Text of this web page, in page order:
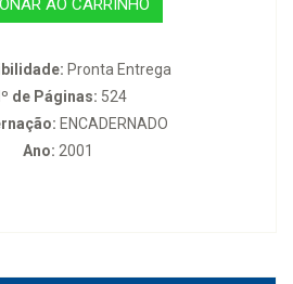
Pronta Entrega
de Páginas: 524
ENCADERNADO
Ano: 2001